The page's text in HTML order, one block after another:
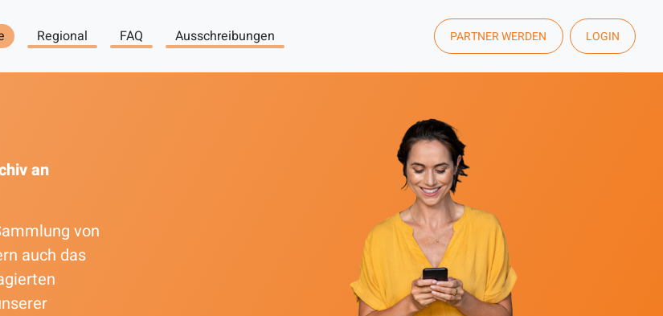
Regional FAQ Ausschreibungen PARTNER WERDEN LOGIN
an
von
auch das